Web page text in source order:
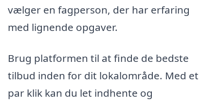
vælger en fagperson, der har erfaring
med lignende opgaver.
Brug platformen til at finde de bedste
tilbud inden for dit lokalområde. Med et
par klik kan du let indhente og